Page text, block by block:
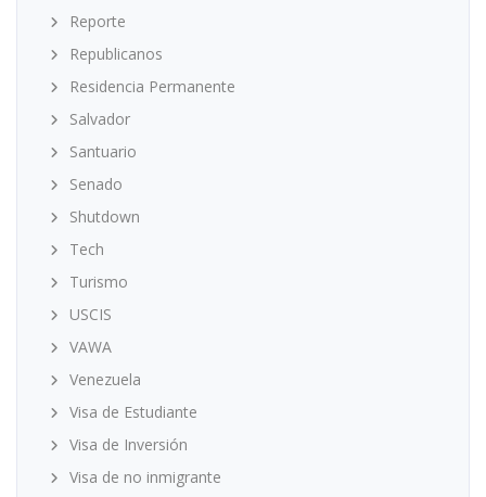
Reporte
Republicanos
Residencia Permanente
Salvador
Santuario
Senado
Shutdown
Tech
Turismo
USCIS
VAWA
Venezuela
Visa de Estudiante
Visa de Inversión
Visa de no inmigrante